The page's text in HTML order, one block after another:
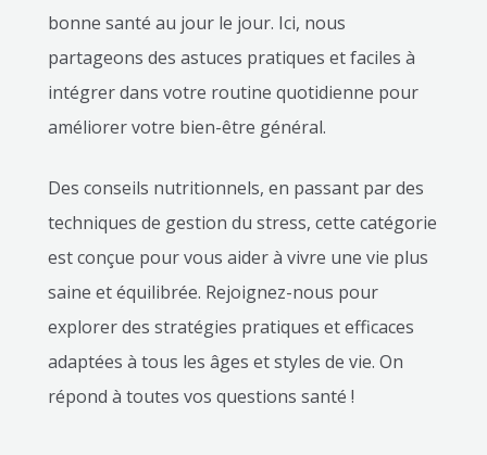
bonne santé au jour le jour. Ici, nous
partageons des astuces pratiques et faciles à
intégrer dans votre routine quotidienne pour
améliorer votre bien-être général.
Des conseils nutritionnels, en passant par des
techniques de gestion du stress, cette catégorie
est conçue pour vous aider à vivre une vie plus
saine et équilibrée. Rejoignez-nous pour
explorer des stratégies pratiques et efficaces
adaptées à tous les âges et styles de vie. On
répond à toutes vos questions santé !